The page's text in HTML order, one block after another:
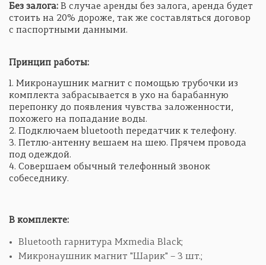
Без залога: В случае аренды без залога, аренда будет
стоить на 20% дороже, так же составляться договор
с паспортными данными.
Принцип работы:
1. Микронаушник магнит с помощью трубочки из
комплекта забрасывается в ухо на барабанную
перепонку до появления чувства заложенности,
похожего на попадание воды.
2. Подключаем bluetooth передатчик к телефону.
3. Петлю-антенну вешаем на шею. Прячем провода
под одеждой.
4. Совершаем обычный телефонный звонок
собеседнику.
В комплекте:
Bluetooth гарнитура Mxmedia Black;
Микронаушник магнит "Шарик" – 3 шт.;